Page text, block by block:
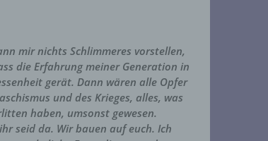
mir nichts Schlimmeres vorstellen,
die Erfahrung meiner Generation in
gerät. Dann wären alle Opfer
und des Krieges, alles, was
haben, umsonst gewesen.
seid da. Wir bauen auf euch. Ich